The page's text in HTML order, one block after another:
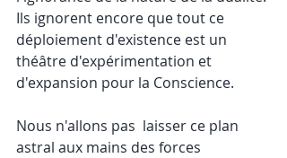
Ils ignorent encore que tout ce
déploiement d'existence est un
théâtre d'expérimentation et
d'expansion pour la Conscience.
Nous n'allons pas  laisser ce plan
astral aux mains des forces